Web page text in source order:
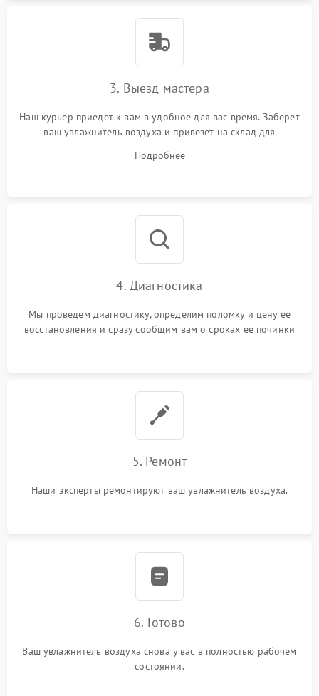
3. Выезд мастера
Наш курьер приедет к вам в удобное для вас время. Заберет
ваш увлажнитель воздуха и привезет на склад для
Подробнее
4. Диагностика
Мы проведем диагностику, определим поломку и цену ее
восстановления и сразу сообщим вам о сроках ее починки
5. Ремонт
Наши эксперты ремонтируют ваш увлажнитель воздуха.
6. Готово
Ваш увлажнитель воздуха снова у вас в полностью рабочем
состоянии.